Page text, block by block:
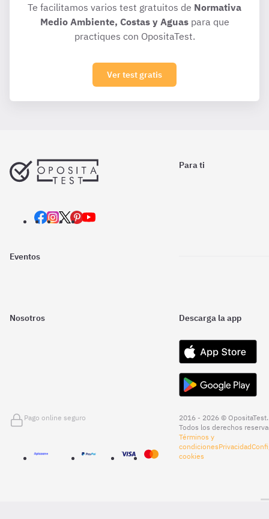
Te facilitamos varios test gratuitos de Normativa
Medio Ambiente, Costas y Aguaspara que
practiques con OpositaTest.
Ver test gratis
Para ti
Eventos
Nosotros Descarga la app
Pago online seguro
2016 - 2026 © OpositaTest.
Todos los derechos
Términos y
condicionesPrivacidad
cookies